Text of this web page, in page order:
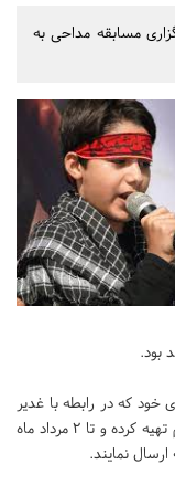
مسابقه مداحی به
خود که در رابطه با غدیر
خم است به صورت افقی و حداکثر تا 58 ثانیه فیلم تهیه کرده و تا 2 مرداد ماه